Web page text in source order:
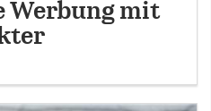
Werbung mit